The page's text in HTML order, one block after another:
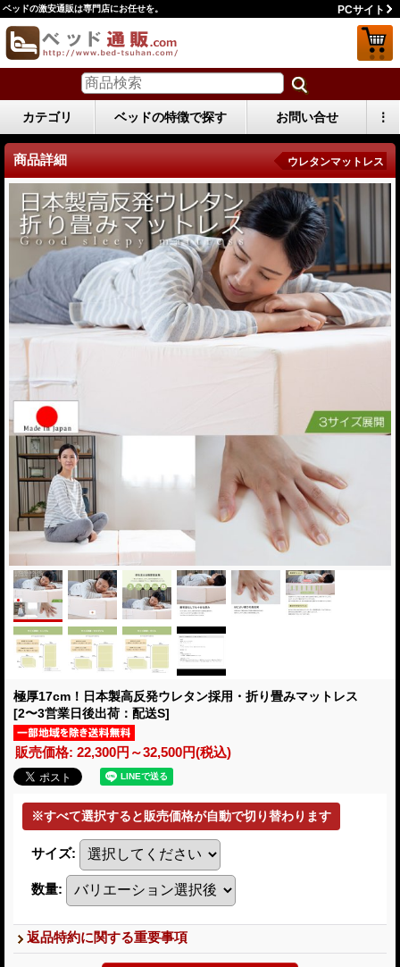
ベッドの激安通販は専門店にお任せを。 PCサイト
カテゴリ ベッドの特徴で探す お問い合せ ⋮
商品詳細 ウレタンマットレス
極厚17cm！日本製高反発ウレタン採用・折り畳みマットレス
[2〜3営業日後出荷：配送S]
販売価格: 22,300円～32,500円(税込)
サイズ:
数量:
返品特約に関する重要事項